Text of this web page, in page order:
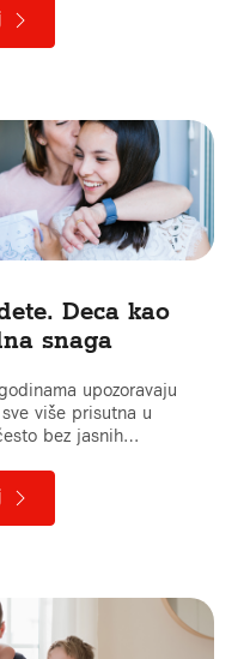
Deca kao
snaga
upozoravaju
više prisutna u
bez jasnih…